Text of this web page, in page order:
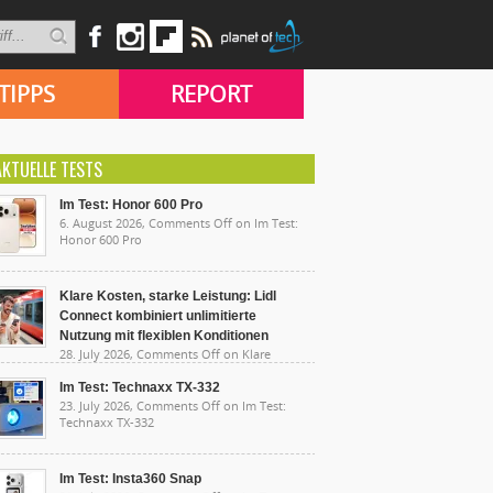
REPORT
TESTS
Im Test: Honor 600 Pro
6. August 2026, Comments Off on Im Test:
Honor 600 Pro
Klare Kosten, starke Leistung: Lidl
Connect kombiniert unlimitierte
Nutzung mit flexiblen Konditionen
28. July 2026, Comments Off on Klare
Nutzung mit flexiblen Konditionen
Im Test: Technaxx TX-332
23. July 2026, Comments Off on Im Test:
Technaxx TX-332
Im Test: Insta360 Snap